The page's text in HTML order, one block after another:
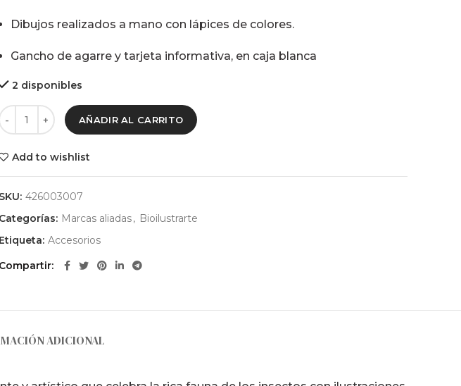
Dibujos realizados a mano con lápices de colores.
Gancho de agarre y tarjeta informativa, en caja blanca
2 disponibles
AÑADIR AL CARRITO
Add to wishlist
SKU: 426003007
Categorías: Marcas aliadas, Bioilustrarte
Etiqueta: Accesorios
Compartir
ADICIONAL